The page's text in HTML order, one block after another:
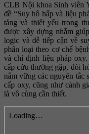
CLB Nội khoa Sinh viên
đề “Suy hô hấp và liệu
tảng và thiết yếu trong
được xây dựng nhằm
logic và dễ tiếp cận về
phân loại theo cơ chế
và chỉ định liệu pháp
cấp cứu thường gặp, đòi
nắm vững các nguyên tắc
cấp oxy, cũng như cảnh
là vô cùng cần thiết.